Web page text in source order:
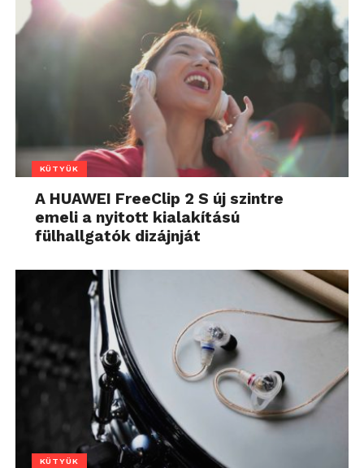
KÜTYÜK
A HUAWEI FreeClip 2 S új szintre
emeli a nyitott kialakítású
fülhallgatók dizájnját
KÜTYÜK